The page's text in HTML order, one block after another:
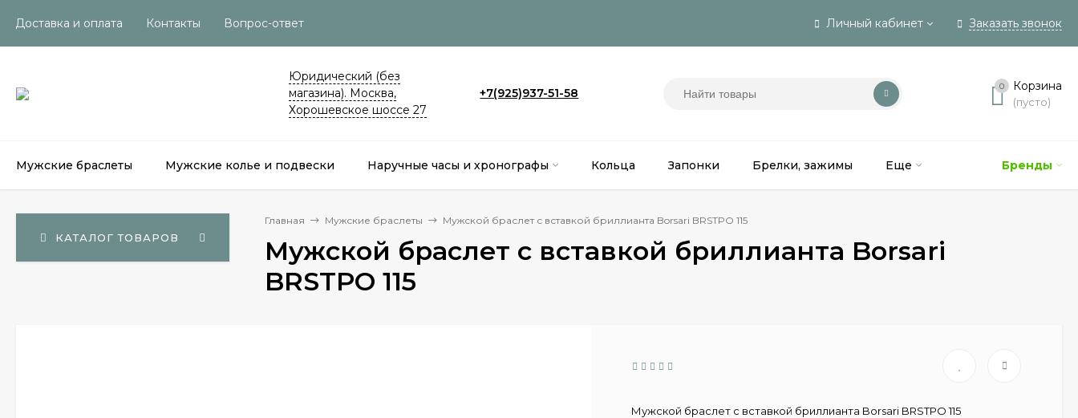
Личный кабинет Заказать звонок
Доставка и оплата Контакты Вопрос-ответ
Юридический (без
магазина). Москва,
Хорошевское шоссе 27
+7(925)937-51-58 0 Корзина
(пусто)
Бренды
Мужские браслеты Мужские колье и подвески Наручные часы и хронографы Кольца Запонки Брелки, зажимы Еще
КАТАЛОГ ТОВАРОВ
Главная Мужские браслеты Мужской браслет с вставкой бриллианта Borsari BRSTPO 115
Мужской браслет с вставкой бриллианта Borsari
BRSTPO 115
Мужской браслет с вставкой бриллианта Borsari BRSTPO 115